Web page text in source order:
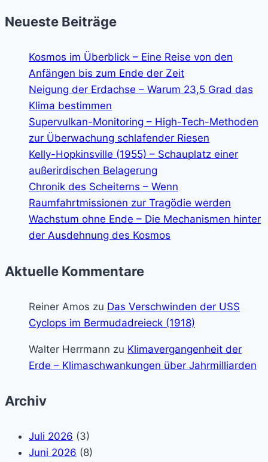
Neueste Beiträge
Kosmos im Überblick – Eine Reise von den
Anfängen bis zum Ende der Zeit
Neigung der Erdachse – Warum 23,5 Grad das
Klima bestimmen
Supervulkan-Monitoring – High-Tech-Methoden
zur Überwachung schlafender Riesen
Kelly-Hopkinsville (1955) – Schauplatz einer
außerirdischen Belagerung
Chronik des Scheiterns – Wenn
Raumfahrtmissionen zur Tragödie werden
Wachstum ohne Ende – Die Mechanismen hinter
der Ausdehnung des Kosmos
Aktuelle Kommentare
Reiner Amos zu Das Verschwinden der USS
Cyclops im Bermudadreieck (1918)
Walter Herrmann zu Klimavergangenheit der
Erde – Klimaschwankungen über Jahrmilliarden
Archiv
Juli 2026 (3)
Juni 2026 (8)